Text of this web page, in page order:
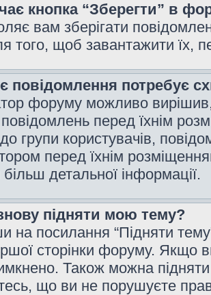
кнопка “Зберегти” в
вам зберігати
того, щоб завантажити їх,
повідомлення потребує
форуму можливо
перед їхнім
групи користувачів,
перед їхнім
детальної інформації.
підняти мою тему?
на посилання “Підняти
сторінки форуму. Якщо
Також можна
що ви не порушуєте